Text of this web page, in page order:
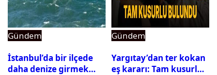
Gündem
İstanbul’da bir ilçede
daha denize girmek
Gündem
Yargıtay’dan ter kokan
eş kararı: Tam kusurlu